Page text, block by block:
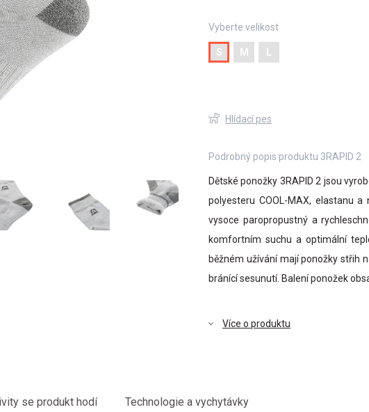
Vyberte velikost
S M
Hlídací pes
Podrobný popis produktu 3RAPID 2
Dětské ponožky 3RAPID 2 jsou
polyesteru COOL-MAX, elastanu
vysoce paropropustný a
komfortním suchu a optimální
běžném užívání mají ponožky střih
bránící sesunutí. Balení ponožek
Více o produktu
se produkt hodí Technologie a vychytávky